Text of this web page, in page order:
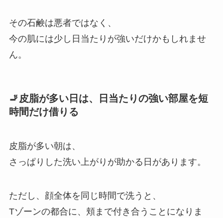
その石鹸は悪者ではなく、
今の肌には少し日当たりが強いだけかもしれませ
ん。
🚬皮脂が多い日は、日当たりの強い部屋を短
時間だけ借りる
皮脂が多い朝は、
さっぱりした洗い上がりが助かる日があります。
ただし、顔全体を同じ時間で洗うと、
Tゾーンの都合に、頬まで付き合うことになりま